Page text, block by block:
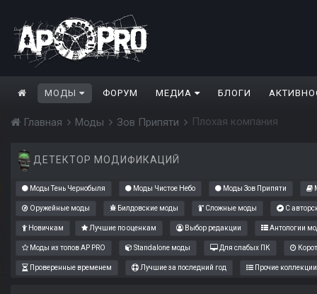
МОДЫ ФОРУМ МЕДИА БЛОГИ
Главная Моды Зов Припяти Плохая компания
ДЕТЕКТОР МОДИФИКАЦИЙ
Моды Тень Чернобыля Моды Чистое Небо Моды Зов Припяти
Оружейные моды Билдовские моды Сложные моды С
Новичкам Лучшие по оценкам Выбор редакции Антологии
Моды из топов AP PRO Standalone моды Для слабых ПК
Проверенные временем Лучшие за последний год Прочие коллекции